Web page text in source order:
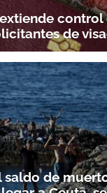
control
de
saldo de